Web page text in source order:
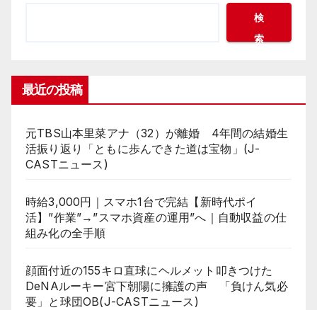
検
索
最近の投稿
元TBS山本里菜アナ（32）が離婚 4年間の結婚生
活振り返り「ともに歩んできた道は宝物」(J-
CASTニュース)
時給3,000円｜スマホ1台で完結【新時代ポイ
活】”作業”→”スマホ資産の運用”へ｜自動収益の仕
組み化の全手順
顔面付近の155キロ直球にヘルメット叩きつけた
DeNAルーキー宮下朝陽に擁護の声 「負けん気必
要」と球団OB(J-CASTニュース)